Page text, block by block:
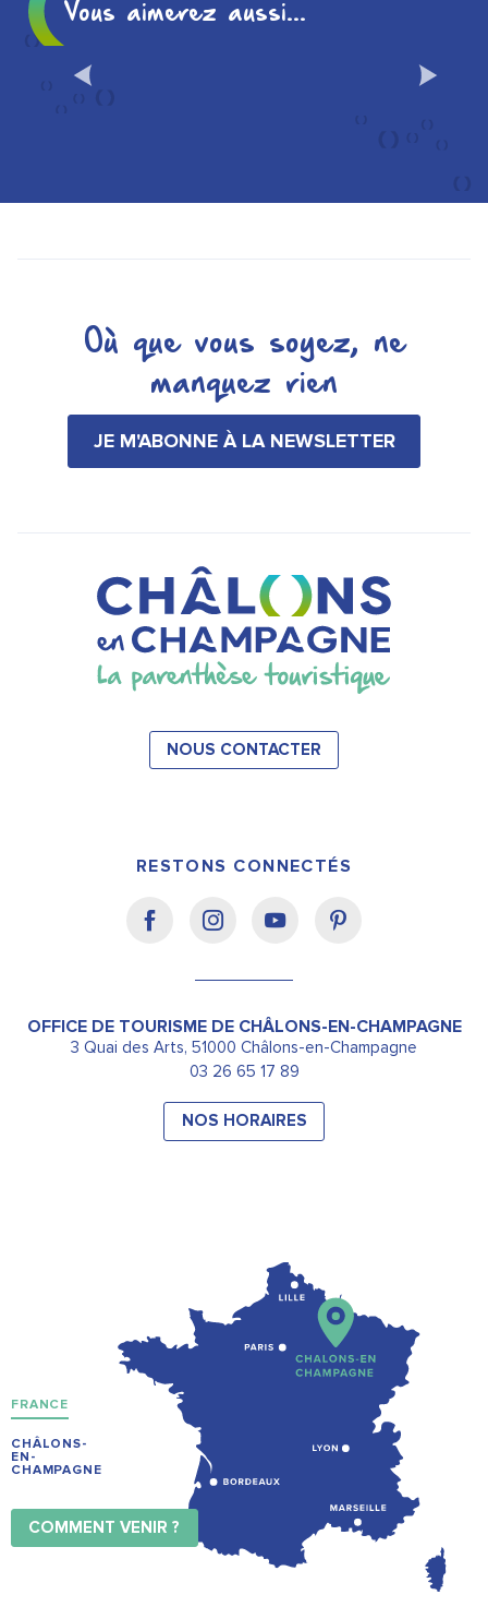
Vous aimerez aussi...
Où que vous soyez, ne
manquez rien
JE M'ABONNE À LA NEWSLETTER
NOUS CONTACTER
RESTONS CONNECTÉS
OFFICE DE TOURISME DE CHÂLONS-EN-CHAMPAGNE
3 Quai des Arts, 51000 Châlons-en-Champagne
03 26 65 17 89
NOS HORAIRES
FRANCE
CHÂLONS-
EN-
CHAMPAGNE
COMMENT VENIR ?